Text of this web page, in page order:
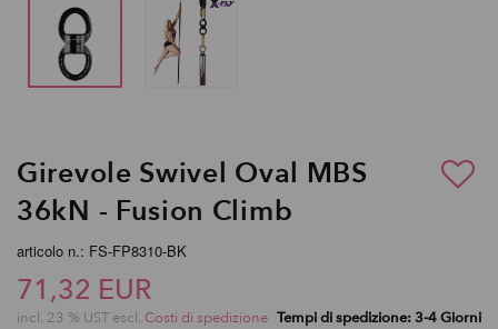
Girevole Swivel Oval MBS
36kN - Fusion Climb
articolo n.: FS-FP8310-BK
71,32 EUR
incl. 23 % UST escl. Costi di spedizione Tempi di spedizione: 3-4 Giorni